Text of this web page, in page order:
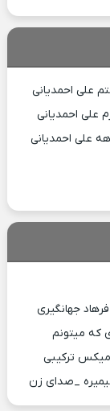
علی احمدیانی
علی احمدیانی
علی احمدیانی
جهانگیری
که میتونم
میکس ترکیبی
_صدای زن